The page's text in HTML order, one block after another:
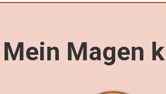
Mein Magen